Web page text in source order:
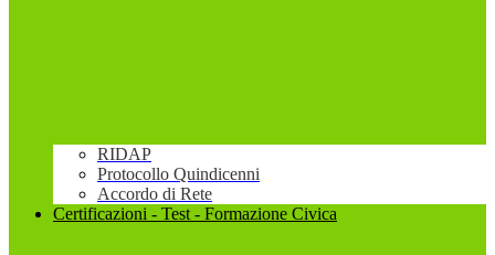
RIDAP
Protocollo Quindicenni
Accordo di Rete
Certificazioni - Test - Formazione Civica